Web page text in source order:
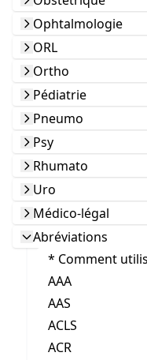
Ophtalmologie
ORL
Ortho
Pédiatrie
Pneumo
Psy
Rhumato
Uro
Médico-légal
Abréviations
* Comment
AAA
AAS
ACLS
ACR